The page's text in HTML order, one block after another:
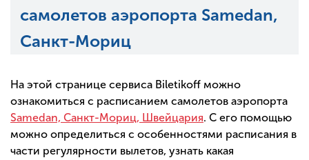
самолетов аэропорта Samedan,
Санкт-Мориц
На этой странице сервиса Biletikoff можно
ознакомиться с расписанием самолетов аэропорта
Samedan, Санкт-Мориц, Швейцария. С его помощью
можно определиться с особенностями расписания в
части регулярности вылетов, узнать какая